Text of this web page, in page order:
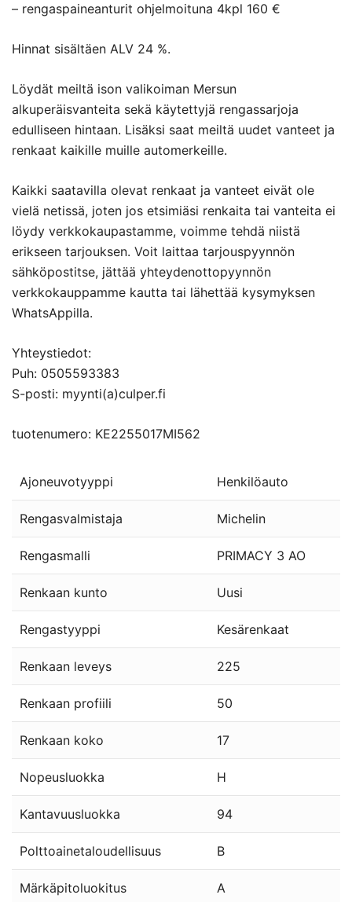
– rengaspaineanturit ohjelmoituna 4kpl 160 €
Hinnat sisältäen ALV 24 %.
Löydät meiltä ison valikoiman Mersun
alkuperäisvanteita sekä käytettyjä rengassarjoja
edulliseen hintaan. Lisäksi saat meiltä uudet vanteet ja
renkaat kaikille muille automerkeille.
Kaikki saatavilla olevat renkaat ja vanteet eivät ole
vielä netissä, joten jos etsimiäsi renkaita tai vanteita ei
löydy verkkokaupastamme, voimme tehdä niistä
erikseen tarjouksen. Voit laittaa tarjouspyynnön
sähköpostitse, jättää yhteydenottopyynnön
verkkokauppamme kautta tai lähettää kysymyksen
WhatsAppilla.
Yhteystiedot:
Puh: 0505593383
S-posti: myynti(a)culper.fi
tuotenumero: KE2255017MI562
Ajoneuvotyyppi Henkilöauto
Rengasvalmistaja Michelin
Rengasmalli PRIMACY 3 AO
Renkaan kunto Uusi
Rengastyyppi Kesärenkaat
Renkaan leveys 225
Renkaan profiili 50
Renkaan koko 17
Nopeusluokka H
Kantavuusluokka 94
Polttoainetaloudellisuus B
Märkäpitoluokitus A